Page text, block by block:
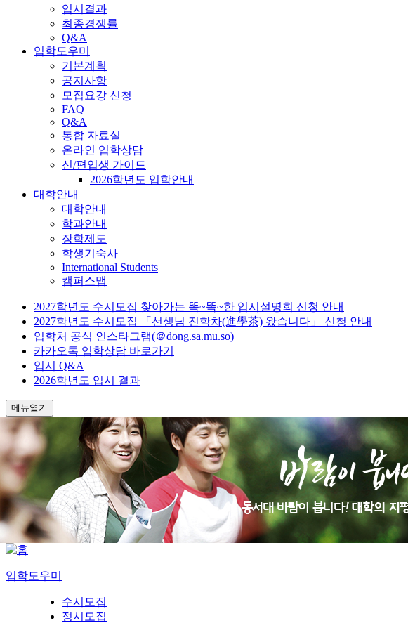
입시결과
최종경쟁률
Q&A
입학도우미
기본계획
공지사항
모집요강 신청
FAQ
Q&A
통합 자료실
온라인 입학상담
신/편입생 가이드
2026학년도 입학안내
대학안내
대학안내
학과안내
장학제도
학생기숙사
International Students
캠퍼스맵
2027학년도 수시모집 찾아가는 똑~똑~한 입시설명회 신청 안내
2027학년도 수시모집 「선생님 진학차(進學茶) 왔습니다」 신청 안내
입학처 공식 인스타그램(＠dong.sa.mu.so)
카카오톡 입학상담 바로가기
입시 Q&A
2026학년도 입시 결과
메뉴열기
입학도우미
수시모집
정시모집